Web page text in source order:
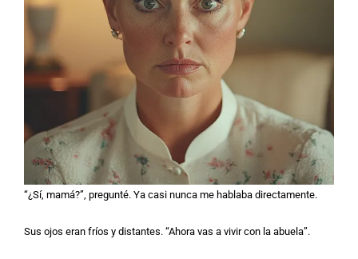
“¿Sí, mamá?”, pregunté. Ya casi nunca me hablaba directamente.
Sus ojos eran fríos y distantes. “Ahora vas a vivir con la abuela”.